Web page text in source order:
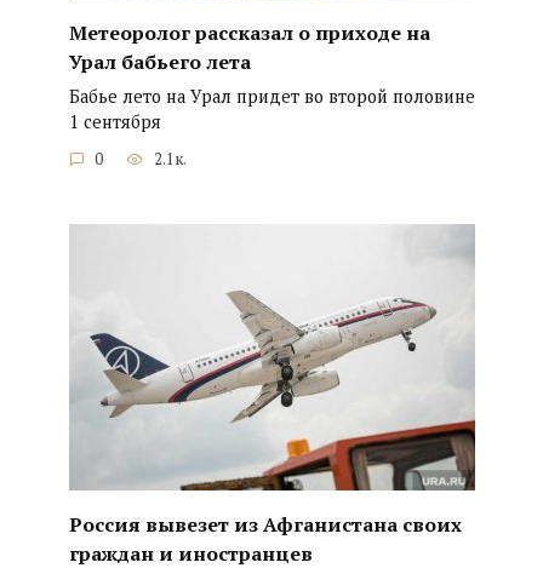
Метеоролог рассказал о приходе на
Урал бабьего лета
Бабье лето на Урал придет во второй половине
1 сентября
0 2.1к.
Россия вывезет из Афганистана своих
граждан и иностранцев